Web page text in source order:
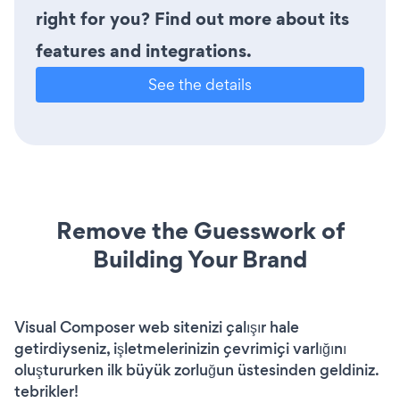
right for you? Find out more about its
features and integrations.
See the details
Remove the Guesswork of
Building Your Brand
Visual Composer web sitenizi çalışır hale
getirdiyseniz, işletmelerinizin çevrimiçi varlığını
oluştururken ilk büyük zorluğun üstesinden geldiniz.
tebrikler!